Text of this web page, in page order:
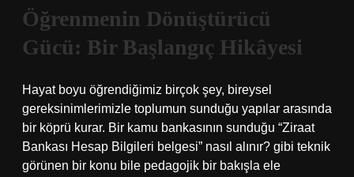
Öğrenmenin Dönüştürücü
Gücü: Bir Başlangıç Hikâyesi
Hayat boyu öğrendiğimiz birçok şey, bireysel
gereksinimlerimizle toplumun sunduğu yapılar arasında
bir köprü kurar. Bir kamu bankasının sunduğu “Ziraat
Bankası Hesap Bilgileri belgesi” nasıl alınır? gibi teknik
görünen bir konu bile pedagojik bir bakışla ele